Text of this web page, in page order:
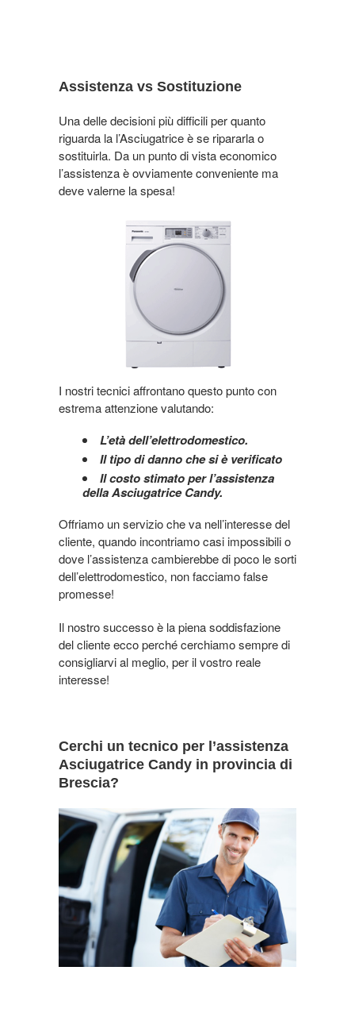
Assistenza vs Sostituzione
Una delle decisioni più difficili per quanto
riguarda la l’Asciugatrice è se ripararla o
sostituirla. Da un punto di vista economico
l’assistenza è ovviamente conveniente ma
deve valerne la spesa!
I nostri tecnici affrontano questo punto con
estrema attenzione valutando:
L’età dell’elettrodomestico.
Il tipo di danno che si è verificato
Il costo stimato per l’assistenza
della Asciugatrice Candy.
Offriamo un servizio che va nell’interesse del
cliente, quando incontriamo casi impossibili o
dove l’assistenza cambierebbe di poco le sorti
dell’elettrodomestico, non facciamo false
promesse!
Il nostro successo è la piena soddisfazione
del cliente ecco perché cerchiamo sempre di
consigliarvi al meglio, per il vostro reale
interesse!
Cerchi un tecnico per l’assistenza
Asciugatrice Candy in provincia di
Brescia?